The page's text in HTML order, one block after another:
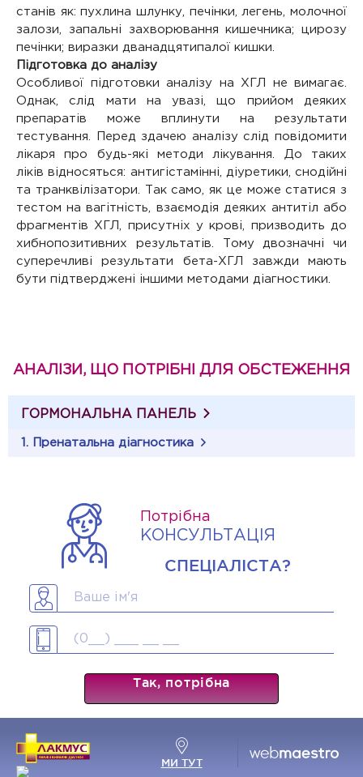
станів як: пухлина шлунку, печінки, легень, молочної
залози, запальні захворювання кишечника; цирозу
печінки; виразки дванадцятипалої кишки.
Підготовка до аналізу
Особливої підготовки аналізу на ХГЛ не вимагає.
Однак, слід мати на увазі, що прийом деяких
препаратів може вплинути на результати
тестування. Перед здачею аналізу слід повідомити
лікаря про будь-які методи лікування. До таких
ліків відносяться: антигістамінні, діуретики, снодійні
та транквілізатори. Так само, як це може статися з
тестом на вагітність, взаємодія деяких антитіл або
фрагментів ХГЛ, присутніх у крові, призводить до
хибнопозитивних результатів. Тому двозначні чи
суперечливі результати бета-ХГЛ завжди мають
бути підтверджені іншими методами діагностики.
АНАЛІЗИ, ЩО ПОТРІБНІ ДЛЯ ОБСТЕЖЕННЯ
ГОРМОНАЛЬНА ПАНЕЛЬ
1. Пренатальна діагностика
Потрібна
КОНСУЛЬТАЦІЯ
СПЕЦІАЛІСТА?
Так, потрібна
МИ ТУТ